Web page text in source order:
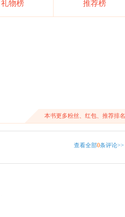
礼物榜 推荐榜
本书更多粉丝、红包、推荐排名
查看全部0条评论>>
精